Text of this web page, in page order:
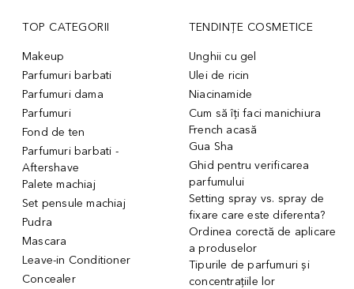
TOP CATEGORII
Makeup
Parfumuri barbati
Parfumuri dama
Parfumuri
Fond de ten
Parfumuri barbati -
Aftershave
Palete machiaj
Set pensule machiaj
Pudra
Mascara
Leave-in Conditioner
Concealer
TENDINȚE COSMETICE
Unghii cu gel
Ulei de ricin
Niacinamide
Cum să îți faci manichiura
French acasă
Gua Sha
Ghid pentru verificarea
parfumului
Setting spray vs. spray de
fixare care este diferenta?
Ordinea corectă de aplicare
a produselor
Tipurile de parfumuri și
concentrațiile lor